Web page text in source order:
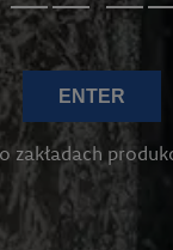
ENTER
zakładach